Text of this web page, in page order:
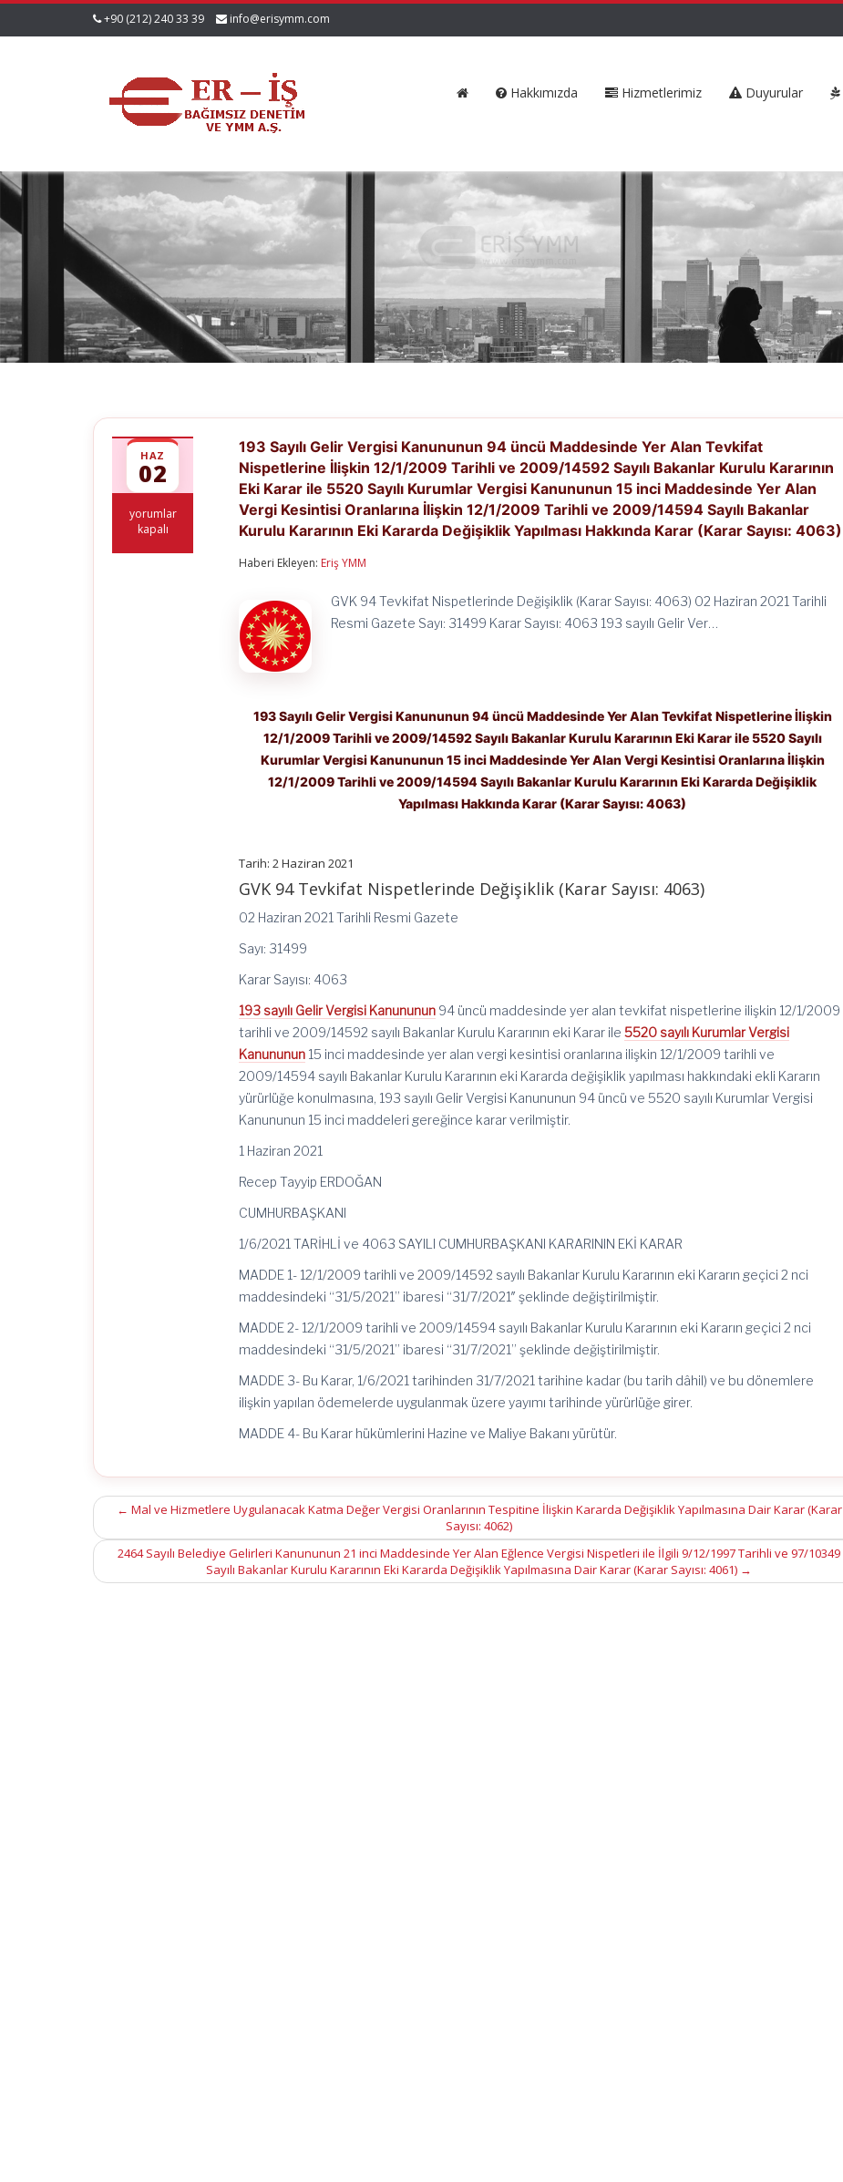
+90 (212) 240 33 39 info@erisymm.com
Hakkımızda Hizmetlerimiz Duyurular
HAZ
02
193
Sayılı
yorumlar
kapalı
193 Sayılı Gelir Vergisi Kanununun 94 üncü Maddesinde Yer Alan Tevkifat
Nispetlerine İlişkin 12/1/2009 Tarihli ve 2009/14592 Sayılı Bakanlar Kurulu Kararının
Eki Karar ile 5520 Sayılı Kurumlar Vergisi Kanununun 15 inci Maddesinde Yer Alan
Vergi Kesintisi Oranlarına İlişkin 12/1/2009 Tarihli ve 2009/14594 Sayılı Bakanlar
Kurulu Kararının Eki Kararda Değişiklik Yapılması Hakkında Karar (Karar Sayısı: 4063)
Haberi Ekleyen: Eriş YMM
GVK 94 Tevkifat Nispetlerinde Değişiklik (Karar Sayısı: 4063) 02 Haziran 2021 Tarihli
Resmi Gazete Sayı: 31499 Karar Sayısı: 4063 193 sayılı Gelir Ver…
193 Sayılı Gelir Vergisi Kanununun 94 üncü Maddesinde Yer Alan Tevkifat Nispetlerine İlişkin
12/1/2009 Tarihli ve 2009/14592 Sayılı Bakanlar Kurulu Kararının Eki Karar ile 5520 Sayılı
Kurumlar Vergisi Kanununun 15 inci Maddesinde Yer Alan Vergi Kesintisi Oranlarına İlişkin
12/1/2009 Tarihli ve 2009/14594 Sayılı Bakanlar Kurulu Kararının Eki Kararda Değişiklik
Yapılması Hakkında Karar (Karar Sayısı: 4063)
Tarih: 2 Haziran 2021
GVK 94 Tevkifat Nispetlerinde Değişiklik (Karar Sayısı: 4063)
02 Haziran 2021 Tarihli Resmi Gazete
Sayı: 31499
Karar Sayısı: 4063
193 sayılı Gelir Vergisi Kanununun 94 üncü maddesinde yer alan tevkifat nispetlerine ilişkin 12/1/2009
tarihli ve 2009/14592 sayılı Bakanlar Kurulu Kararının eki Karar ile5520 sayılı Kurumlar Vergisi
Kanununun 15 inci maddesinde yer alan vergi kesintisi oranlarına ilişkin 12/1/2009 tarihli ve
2009/14594 sayılı Bakanlar Kurulu Kararının eki Kararda değişiklik yapılması hakkındaki ekli Kararın
yürürlüğe konulmasına, 193 sayılı Gelir Vergisi Kanununun 94 üncü ve 5520 sayılı Kurumlar Vergisi
Kanununun 15 inci maddeleri gereğince karar verilmiştir.
1 Haziran 2021
Recep Tayyip ERDOĞAN
CUMHURBAŞKANI
1/6/2021 TARİHLİ ve 4063 SAYILI CUMHURBAŞKANI KARARININ EKİ KARAR
MADDE 1- 12/1/2009 tarihli ve 2009/14592 sayılı Bakanlar Kurulu Kararının eki Kararın geçici 2 nci
maddesindeki “31/5/2021” ibaresi “31/7/2021″ şeklinde değiştirilmiştir.
MADDE 2- 12/1/2009 tarihli ve 2009/14594 sayılı Bakanlar Kurulu Kararının eki Kararın geçici 2 nci
maddesindeki “31/5/2021” ibaresi “31/7/2021” şeklinde değiştirilmiştir.
MADDE 3- Bu Karar, 1/6/2021 tarihinden 31/7/2021 tarihine kadar (bu tarih dâhil) ve bu dönemlere
ilişkin yapılan ödemelerde uygulanmak üzere yayımı tarihinde yürürlüğe girer.
MADDE 4- Bu Karar hükümlerini Hazine ve Maliye Bakanı yürütür.
Post
navigation
← Mal ve Hizmetlere Uygulanacak Katma Değer Vergisi Oranlarının Tespitine İlişkin Kararda Değişiklik Yapılmasına Dair Karar (Karar
Sayısı: 4062)
2464 Sayılı Belediye Gelirleri Kanununun 21 inci Maddesinde Yer Alan Eğlence Vergisi Nispetleri ile İlgili 9/12/1997 Tarihli ve 97/10349
Sayılı Bakanlar Kurulu Kararının Eki Kararda Değişiklik Yapılmasına Dair Karar (Karar Sayısı: 4061) →